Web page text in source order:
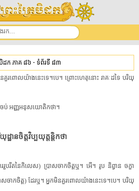
ដក ភាគ ៨៦ - ទំព័រទី ៨៣
គួរ​ពោល​យ៉ាងនេះ​ទេ។បេ។ ព្រោះហេតុនោះ រាគៈ​ដទៃ បរិយុ​
ចប់ អញ្ញ​អនុ​សយោ​តិក​ថា។
ដ្ឋាន​ចិត្ត​វិ​ប្ប​យុត្ត​ន្តិ​កថា
រួបរឹត​នៃ​កិលេស) ប្រាសចាក​ចិត្ត​ឬ។ អើ។ រូប និព្វាន ចក្ខា​
សចាក​ចិត្ត) ដែរ​ឬ។ អ្នក​មិន​គួរ​ពោល​យ៉ាងនេះ​ទេ។បេ។ បរិយុ​